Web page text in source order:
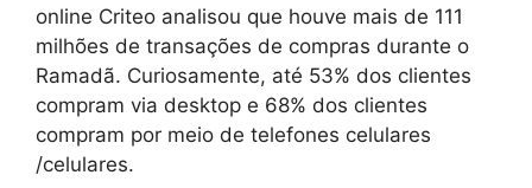
online Criteo analisou que houve mais de 111
milhões de transações de compras durante o
Ramadã. Curiosamente, até 53% dos clientes
compram via desktop e 68% dos clientes
compram por meio de telefones celulares
/celulares.